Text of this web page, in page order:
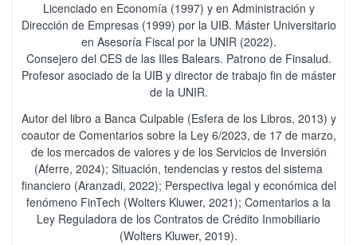
Licenciado en Economía (1997) y en Administración y
Dirección de Empresas (1999) por la UIB. Máster Universitario
en Asesoría Fiscal por la UNIR (2022).
Consejero del CES de las Illes Balears. Patrono de Finsalud.
Profesor asociado de la UIB y director de trabajo fin de máster
de la UNIR.
Autor del libro a Banca Culpable (Esfera de los Libros, 2013) y
coautor de Comentarios sobre la Ley 6/2023, de 17 de marzo,
de los mercados de valores y de los Servicios de Inversión
(Aferre, 2024); Situación, tendencias y restos del sistema
financiero (Aranzadi, 2022); Perspectiva legal y económica del
fenómeno FinTech (Wolters Kluwer, 2021); Comentarios a la
Ley Reguladora de los Contratos de Crédito Inmobiliario
(Wolters Kluwer, 2019).